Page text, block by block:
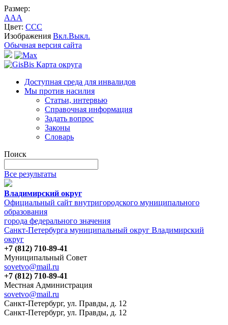
Размер:
AAA
Цвет: CCC
Изображения Вкл.Выкл.
Обычная версия сайта
Карта округа
Доступная среда для инвалидов
Мы против насилия
Статьи, интервью
Справочная информация
Задать вопрос
Законы
Словарь
Поиск
Все результаты
Владимирский округ
Официальный сайт внутригородского муниципального
образования
города федерального значения
Санкт-Петербурга муниципальный округ Владимирский
округ
+7 (812) 710-89-41
Муниципальный Совет
sovetvo@mail.ru
+7 (812) 710-89-41
Местная Администрация
sovetvo@mail.ru
Санкт-Петербург, ул. Правды, д. 12
Санкт-Петербург, ул. Правды, д. 12